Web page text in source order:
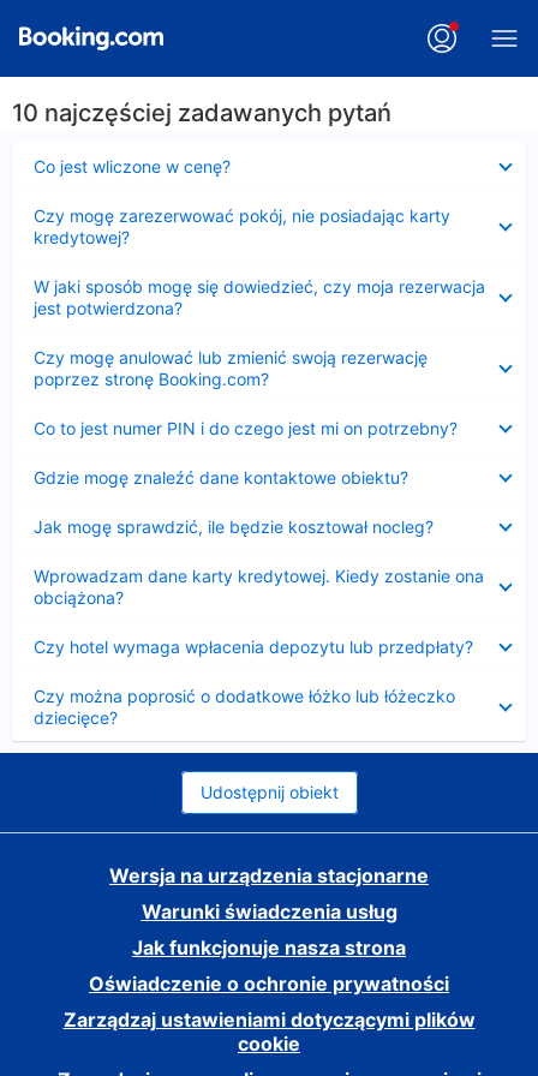
10 najczęściej zadawanych pytań
Co jest wliczone w cenę?
Czy mogę zarezerwować pokój, nie posiadając karty
kredytowej?
W jaki sposób mogę się dowiedzieć, czy moja rezerwacja
jest potwierdzona?
Czy mogę anulować lub zmienić swoją rezerwację
poprzez stronę Booking.com?
Co to jest numer PIN i do czego jest mi on potrzebny?
Gdzie mogę znaleźć dane kontaktowe obiektu?
Jak mogę sprawdzić, ile będzie kosztował nocleg?
Wprowadzam dane karty kredytowej. Kiedy zostanie ona
obciążona?
Czy hotel wymaga wpłacenia depozytu lub przedpłaty?
Czy można poprosić o dodatkowe łóżko lub łóżeczko
dziecięce?
Udostępnij obiekt
Wersja na urządzenia stacjonarne
Warunki świadczenia usług
Jak funkcjonuje nasza strona
Oświadczenie o ochronie prywatności
Zarządzaj ustawieniami dotyczącymi plików
cookie